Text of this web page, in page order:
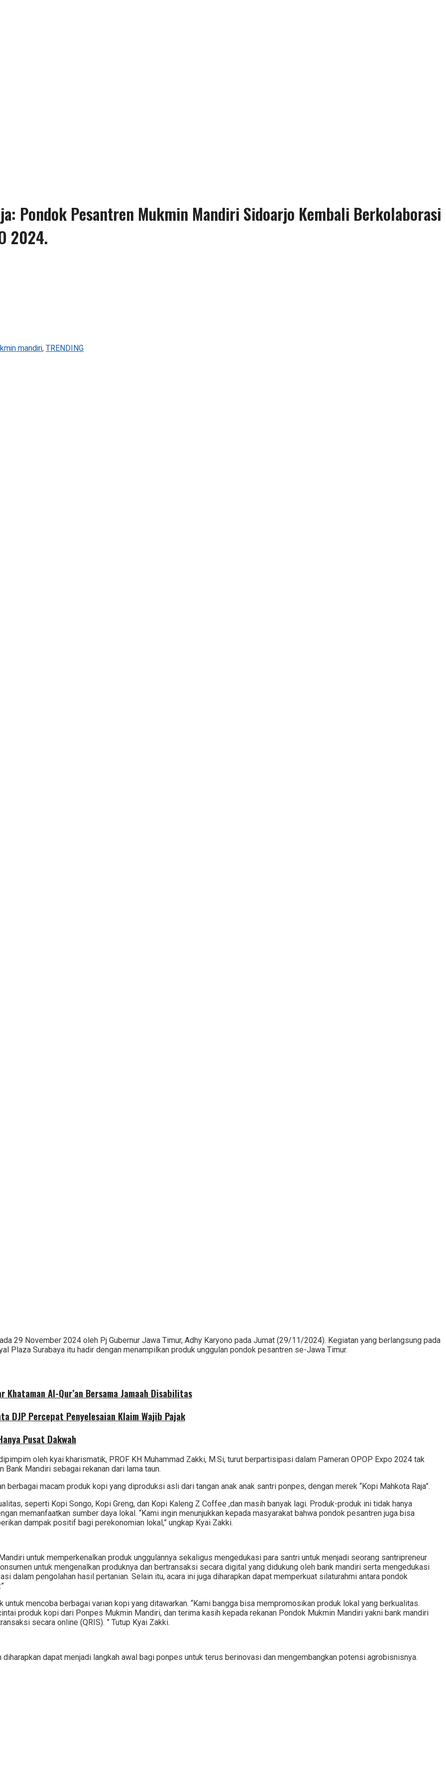
Pondok Pesantren Mukmin Mandiri Sidoarjo Kembali Berkolaborasi
2024.
mandiri,TRENDING
29 November 2024 oleh Pj Gubernur Jawa Timur, Adhy Karyono pada Jumat (29/11/2024). Kegiatan yang berlangsung pada
Plaza Surabaya itu hadir dengan menampilkan produk unggulan pondok pesantren se-Jawa Timur.
Al-Qur’an Bersama Jamaah Disabilitas
DJP Percepat Penyelesaian Klaim Wajib Pajak
Pusat Dakwah
oleh kyai kharismatik, PROF KH Muhammad Zakki, M.Si, turut berpartisipasi dalam Pameran OPOP Expo 2024 tak
Bank Mandiri sebagai rekanan dari lama taun.
berbagai macam produk kopi yang diproduksi asli dari tangan anak anak santri ponpes, dengan merek “Kopi Mahkota Raja”.
seperti Kopi Songo, Kopi Greng, dan Kopi Kaleng Z Coffee ,dan masih banyak lagi. Produk-produk ini tidak hanya
memanfaatkan sumber daya lokal. “Kami ingin menunjukkan kepada masyarakat bahwa pondok pesantren juga bisa
dampak positif bagi perekonomian lokal,” ungkap Kyai Zakki.
untuk memperkenalkan produk unggulannya sekaligus mengedukasi para santri untuk menjadi seorang santripreneur
untuk mengenalkan produknya dan bertransaksi secara digital yang didukung oleh bank mandiri serta mengedukasi
dalam pengolahan hasil pertanian. Selain itu, acara ini juga diharapkan dapat memperkuat silaturahmi antara pondok
mencoba berbagai varian kopi yang ditawarkan. “Kami bangga bisa mempromosikan produk lokal yang berkualitas.
produk kopi dari Ponpes Mukmin Mandiri, dan terima kasih kepada rekanan Pondok Mukmin Mandiri yakni bank mandiri
secara online (QRIS). ” Tutup Kyai Zakki.
dapat menjadi langkah awal bagi ponpes untuk terus berinovasi dan mengembangkan potensi agrobisnisnya.